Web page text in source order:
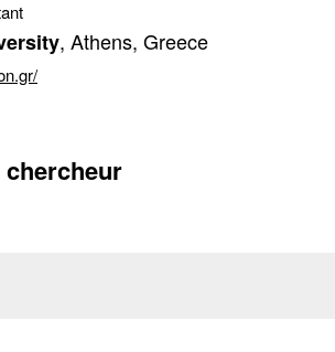
, Athens, Greece